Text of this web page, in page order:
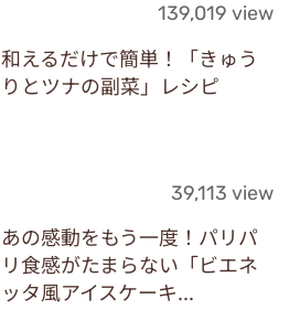
139,019 view
和えるだけで簡単！「きゅう
りとツナの副菜」レシピ
39,113 view
あの感動をもう一度！パリパ
リ食感がたまらない「ビエネ
ッタ風アイスケーキ...